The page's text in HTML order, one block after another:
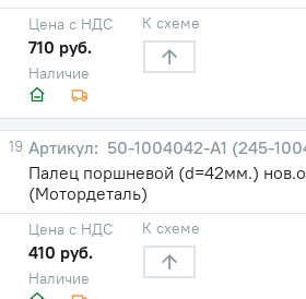
Наличие
Цена с НДС
710 руб.
К схеме
19
50-1004042-А1 (245-
Палец поршневой (d=42мм.)
(Мотордеталь)
Наличие
Цена с НДС
410 руб.
К схеме